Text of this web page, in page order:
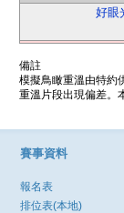
好眼
備註
模擬鳥瞰重溫由特約
重溫片段出現偏差。
賽事資料
報名表
排位表(本地)